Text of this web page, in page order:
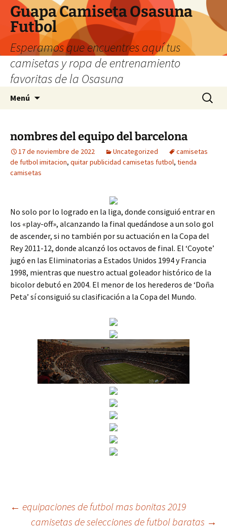
Guapa Camiseta Osasuna
Futbol
Esperamos que encuentres aquí tus
camisetas y ropa de entrenamiento
favoritas de la Osasuna
Menú Buscar:
nombres del equipo del barcelona
17 de noviembre de 2022 Uncategorized
camisetas
de futbol imitacion, quitar publicidad camisetas futbol, tienda
camisetas
No solo por lo logrado en la liga, donde consiguió entrar en
los «play-off», alcanzando la final quedándose a un solo gol
de ascender, si no también por su actuación en la Copa del
Rey 2011-12, donde alcanzó los octavos de final. El ‘Coyote’
jugó en las Eliminatorias a Estados Unidos 1994 y Francia
1998, mientras que nuestro actual goleador histórico de la
bicolor debutó en 2004. El menor de los herederos de ‘Doña
Peta’ sí consiguió su clasificación a la Copa del Mundo.
Navegación
← equipaciones de futbol mas bonitas 2019
camisetas de selecciones de futbol baratas →